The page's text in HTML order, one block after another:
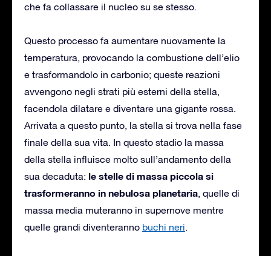
che fa collassare il nucleo su se stesso.
Questo processo fa aumentare nuovamente la
temperatura, provocando la combustione dell’elio
e trasformandolo in carbonio; queste reazioni
avvengono negli strati più esterni della stella,
facendola dilatare e diventare una gigante rossa.
Arrivata a questo punto, la stella si trova nella fase
finale della sua vita. In questo stadio la massa
della stella influisce molto sull’andamento della
sua decaduta: le stelle di massa piccola si
trasformeranno in nebulosa planetaria, quelle di
massa media muteranno in supernove mentre
quelle grandi diventeranno buchi neri.